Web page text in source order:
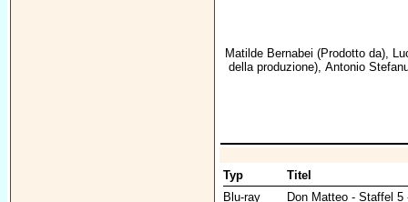
Matilde Bernabei (Prodotto da),
della produzione), Antonio
Typ
Titel
Blu-ray
Don Matteo - Staffel